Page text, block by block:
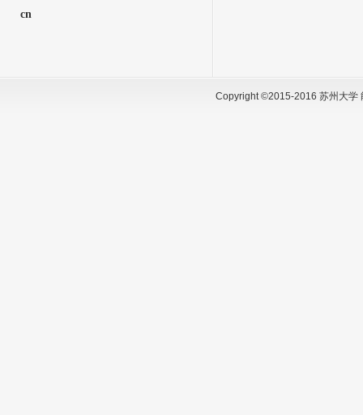
cn
Copyright ©2015-2016 苏州大学